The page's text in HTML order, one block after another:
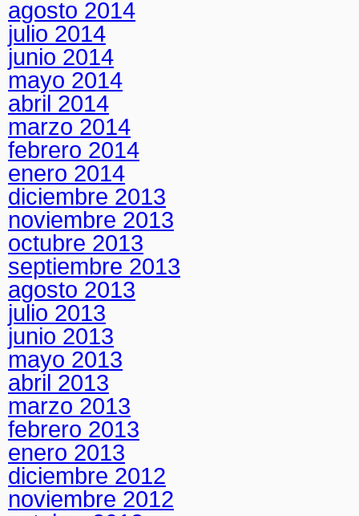
agosto 2014
julio 2014
junio 2014
mayo 2014
abril 2014
marzo 2014
febrero 2014
enero 2014
diciembre 2013
noviembre 2013
octubre 2013
septiembre 2013
agosto 2013
julio 2013
junio 2013
mayo 2013
abril 2013
marzo 2013
febrero 2013
enero 2013
diciembre 2012
noviembre 2012